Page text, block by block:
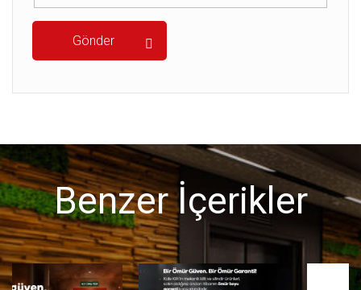
Benzer İçerikler